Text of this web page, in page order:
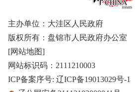
主办单位：大洼区人民政府
版权所有：盘锦市人民政府办公室
[网站地图]
网站标识码：2111210003
ICP备案序号: 辽ICP备19013029号-1